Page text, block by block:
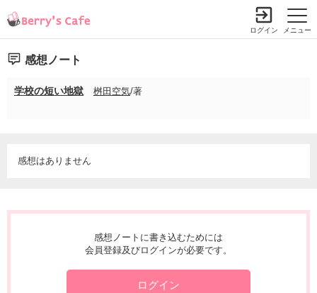
メニュー
ログイン
感想ノート
学校の短い地獄 桝田空気/著
感想はありません
感想ノートに書き込むためには
会員登録及びログインが必要です。
ログイン